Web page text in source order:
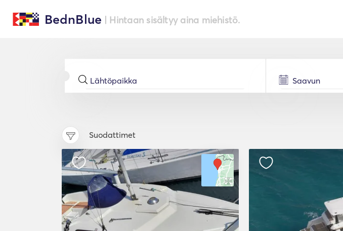
BednBlue | Hintaan sisältyy aina miehistö.
Suodattimet